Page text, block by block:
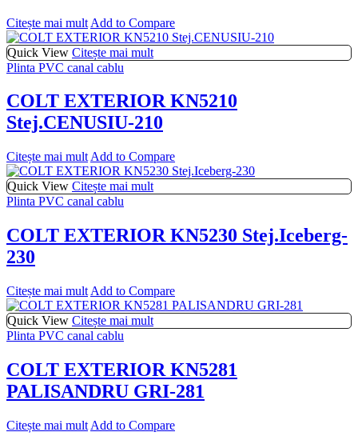
Citește mai mult Add to Compare
Quick View Citește mai mult
Plinta PVC canal cablu
COLT EXTERIOR KN5210
Stej.CENUSIU-210
Citește mai mult Add to Compare
Quick View Citește mai mult
Plinta PVC canal cablu
COLT EXTERIOR KN5230 Stej.Iceberg-
230
Citește mai mult Add to Compare
Quick View Citește mai mult
Plinta PVC canal cablu
COLT EXTERIOR KN5281
PALISANDRU GRI-281
Citește mai mult Add to Compare